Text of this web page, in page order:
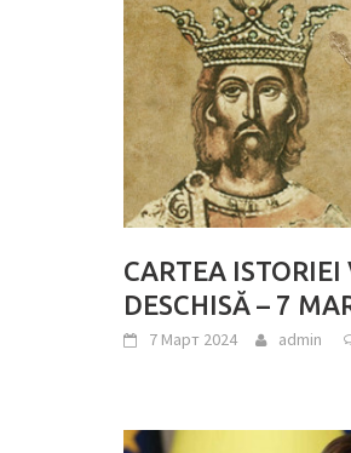
CARTEA ISTORIEI
DESCHISĂ – 7
7 Март 2024 admin